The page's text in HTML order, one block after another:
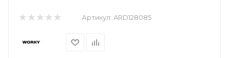
Артикул: ARD128085